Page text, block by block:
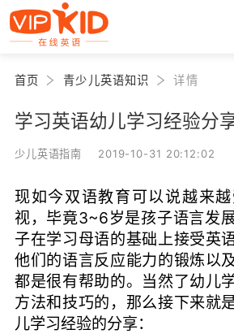
首页 青少儿英语知识 详情
学习英语幼儿学习经验分
少儿英语指南 2019-10-31 20:12:02
现如今双语教育可以说越来
视，毕竟3~6岁是孩子语言发
子在学习母语的基础上接受英
他们的语言反应能力的锻炼以
都是很有帮助的。当然了幼儿
方法和技巧的，那么接下来就
儿学习经验的分享：